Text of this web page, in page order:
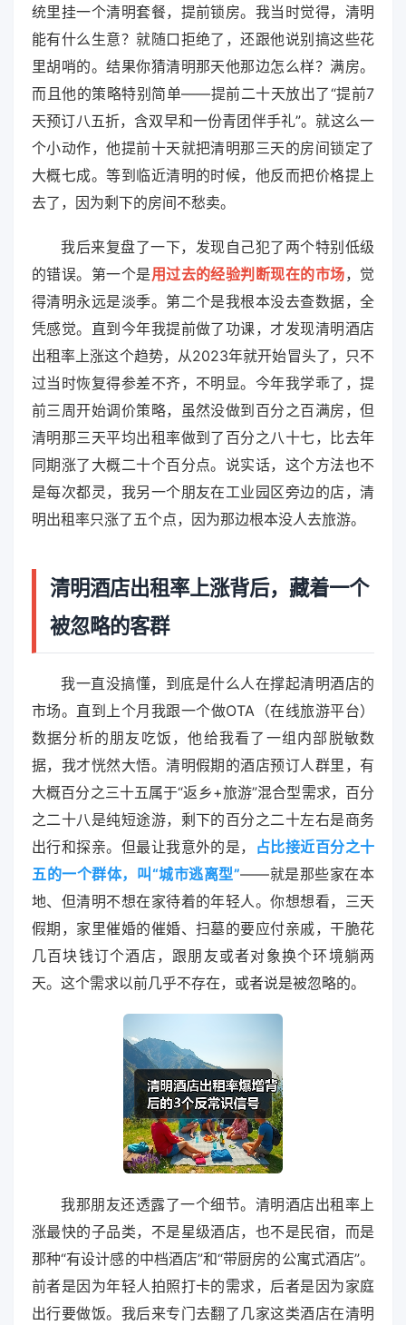
统里挂一个清明套餐，提前锁房。我当时觉得，清明
能有什么生意？就随口拒绝了，还跟他说别搞这些花
里胡哨的。结果你猜清明那天他那边怎么样？满房。
而且他的策略特别简单——提前二十天放出了“提前7
天预订八五折，含双早和一份青团伴手礼”。就这么一
个小动作，他提前十天就把清明那三天的房间锁定了
大概七成。等到临近清明的时候，他反而把价格提上
去了，因为剩下的房间不愁卖。
我后来复盘了一下，发现自己犯了两个特别低级
的错误。第一个是用过去的经验判断现在的市场，觉
得清明永远是淡季。第二个是我根本没去查数据，全
凭感觉。直到今年我提前做了功课，才发现清明酒店
出租率上涨这个趋势，从2023年就开始冒头了，只不
过当时恢复得参差不齐，不明显。今年我学乖了，提
前三周开始调价策略，虽然没做到百分之百满房，但
清明那三天平均出租率做到了百分之八十七，比去年
同期涨了大概二十个百分点。说实话，这个方法也不
是每次都灵，我另一个朋友在工业园区旁边的店，清
明出租率只涨了五个点，因为那边根本没人去旅游。
清明酒店出租率上涨背后，藏着一个
被忽略的客群
我一直没搞懂，到底是什么人在撑起清明酒店的
市场。直到上个月我跟一个做OTA（在线旅游平台）
数据分析的朋友吃饭，他给我看了一组内部脱敏数
据，我才恍然大悟。清明假期的酒店预订人群里，有
大概百分之三十五属于“返乡+旅游”混合型需求，百分
之二十八是纯短途游，剩下的百分之二十左右是商务
出行和探亲。但最让我意外的是，
占比接近百分之十
五的一个群体，叫“城市逃离型”——就是那些家在本
地、但清明不想在家待着的年轻人。你想想看，三天
假期，家里催婚的催婚、扫墓的要应付亲戚，干脆花
几百块钱订个酒店，跟朋友或者对象换个环境躺两
天。这个需求以前几乎不存在，或者说是被忽略的。
我那朋友还透露了一个细节。清明酒店出租率上
涨最快的子品类，不是星级酒店，也不是民宿，而是
那种“有设计感的中档酒店”和“带厨房的公寓式酒店”。
前者是因为年轻人拍照打卡的需求，后者是因为家庭
出行要做饭。我后来专门去翻了几家这类酒店在清明